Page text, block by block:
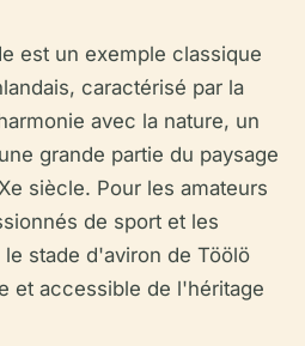
est un exemple classique
caractérisé par la
avec la nature, un
grande partie du paysage
siècle. Pour les amateurs
de sport et les
stade d'aviron de Töölö
et accessible de l'héritage